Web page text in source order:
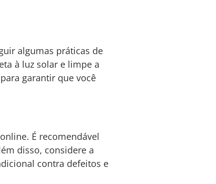
algumas práticas de
à luz solar e limpe a
garantir que você
É recomendável
disso, considere a
contra defeitos e